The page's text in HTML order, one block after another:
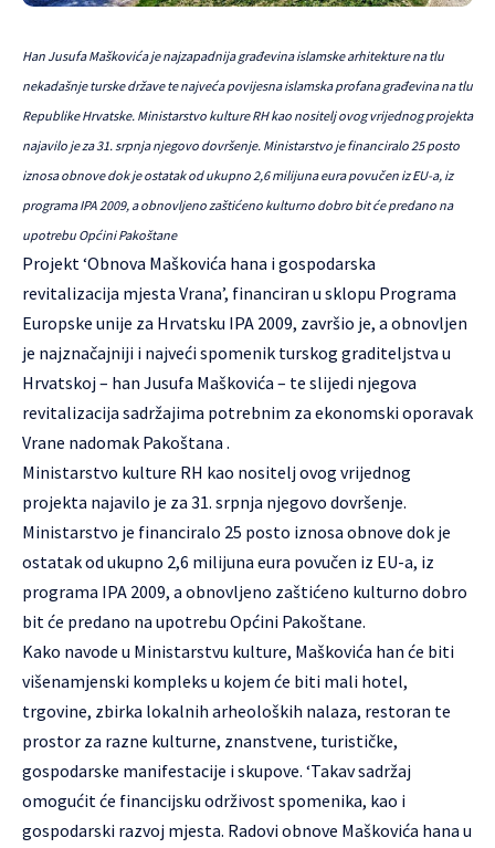
Han Jusufa Maškovića je najzapadnija građevina islamske arhitekture na tlu
nekadašnje turske države te najveća povijesna islamska profana građevina na tlu
Republike Hrvatske. Ministarstvo kulture RH kao nositelj ovog vrijednog projekta
najavilo je za 31. srpnja njegovo dovršenje. Ministarstvo je financiralo 25 posto
iznosa obnove dok je ostatak od ukupno 2,6 milijuna eura povučen iz EU-a, iz
programa IPA 2009, a obnovljeno zaštićeno kulturno dobro bit će predano na
upotrebu Općini Pakoštane
Projekt ‘Obnova Maškovića hana i gospodarska
revitalizacija mjesta Vrana’, financiran u sklopu Programa
Europske unije za Hrvatsku IPA 2009, završio je, a obnovljen
je najznačajniji i najveći spomenik turskog graditeljstva u
Hrvatskoj – han Jusufa Maškovića – te slijedi njegova
revitalizacija sadržajima potrebnim za ekonomski oporavak
Vrane nadomak Pakoštana .
Ministarstvo kulture RH kao nositelj ovog vrijednog
projekta najavilo je za 31. srpnja njegovo dovršenje.
Ministarstvo je financiralo 25 posto iznosa obnove dok je
ostatak od ukupno 2,6 milijuna eura povučen iz EU-a, iz
programa IPA 2009, a obnovljeno zaštićeno kulturno dobro
bit će predano na upotrebu Općini Pakoštane.
Kako navode u Ministarstvu kulture, Maškovića han će biti
višenamjenski kompleks u kojem će biti mali hotel,
trgovine, zbirka lokalnih arheoloških nalaza, restoran te
prostor za razne kulturne, znanstvene, turističke,
gospodarske manifestacije i skupove. ‘Takav sadržaj
omogućit će financijsku održivost spomenika, kao i
gospodarski razvoj mjesta. Radovi obnove Maškovića hana u